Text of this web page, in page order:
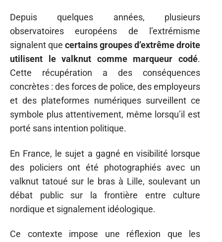
Depuis quelques années, plusieurs
observatoires européens de l’extrémisme
signalent que certains groupes d’extrême droite
utilisent le valknut comme marqueur codé.
Cette récupération a des conséquences
concrètes : des forces de police, des employeurs
et des plateformes numériques surveillent ce
symbole plus attentivement, même lorsqu’il est
porté sans intention politique.
En France, le sujet a gagné en visibilité lorsque
des policiers ont été photographiés avec un
valknut tatoué sur le bras à Lille, soulevant un
débat public sur la frontière entre culture
nordique et signalement idéologique.
Ce contexte impose une réflexion que les